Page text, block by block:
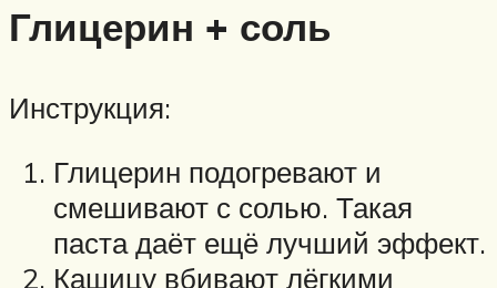
Глицерин + соль
Инструкция:
Глицерин подогревают и
смешивают с солью. Такая
паста даёт ещё лучший эффект.
Кашицу вбивают лёгкими